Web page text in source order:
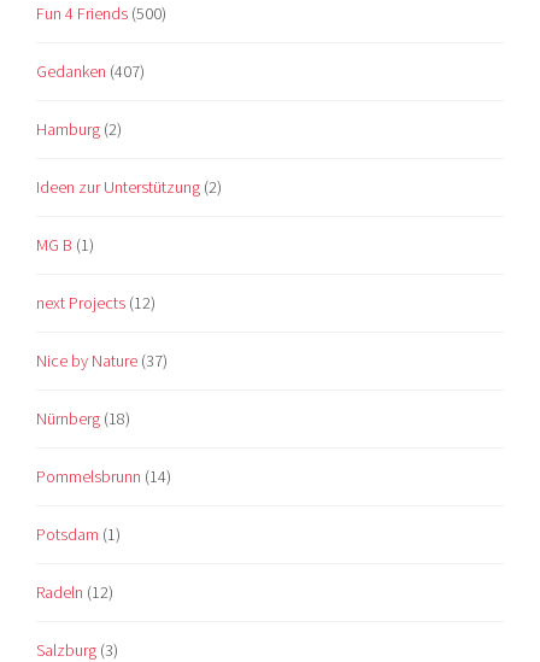
Fun 4 Friends (500)
Gedanken (407)
Hamburg (2)
Ideen zur Unterstützung (2)
MG B (1)
next Projects (12)
Nice by Nature (37)
Nürnberg (18)
Pommelsbrunn (14)
Potsdam (1)
Radeln (12)
Salzburg (3)